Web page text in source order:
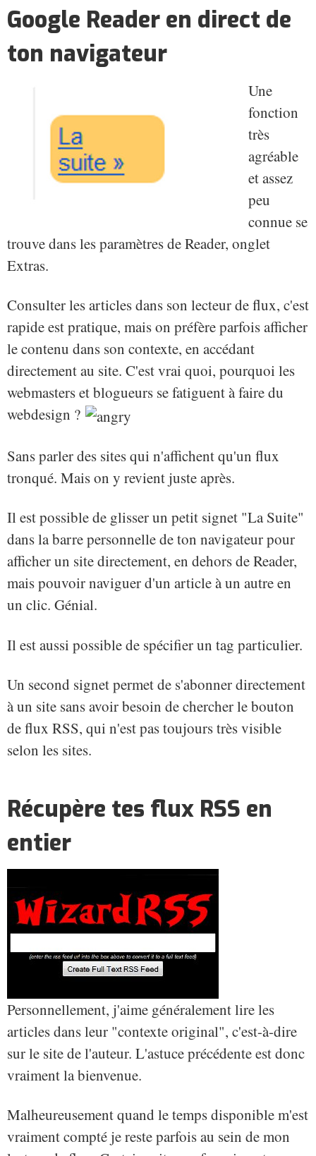
Google Reader en direct de
ton navigateur
Une
fonction
très
agréable
et assez
peu
connue se
trouve dans les paramètres de Reader, onglet
Extras.
Consulter les articles dans son lecteur de flux, c'est
rapide est pratique, mais on préfère parfois afficher
le contenu dans son contexte, en accédant
directement au site. C'est vrai quoi, pourquoi les
webmasters et blogueurs se fatiguent à faire du
webdesign ?
Sans parler des sites qui n'affichent qu'un flux
tronqué. Mais on y revient juste après.
Il est possible de glisser un petit signet "La Suite"
dans la barre personnelle de ton navigateur pour
afficher un site directement, en dehors de Reader,
mais pouvoir naviguer d'un article à un autre en
un clic. Génial.
Il est aussi possible de spécifier un tag particulier.
Un second signet permet de s'abonner directement
à un site sans avoir besoin de chercher le bouton
de flux RSS, qui n'est pas toujours très visible
selon les sites.
Récupère tes flux RSS en
entier
Personnellement, j'aime généralement lire les
articles dans leur "contexte original", c'est-à-dire
sur le site de l'auteur. L'astuce précédente est donc
vraiment la bienvenue.
Malheureusement quand le temps disponible m'est
vraiment compté je reste parfois au sein de mon